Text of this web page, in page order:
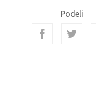
Podeli